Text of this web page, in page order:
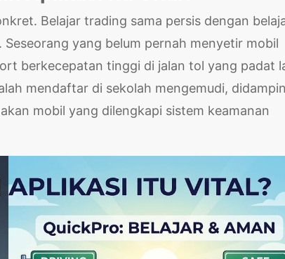
Belajar trading sama persis dengan
yang belum pernah menyetir mobil
berkecepatan tinggi di jalan tol yang padat
mendaftar di sekolah mengemudi,
mobil yang dilengkapi sistem keamanan